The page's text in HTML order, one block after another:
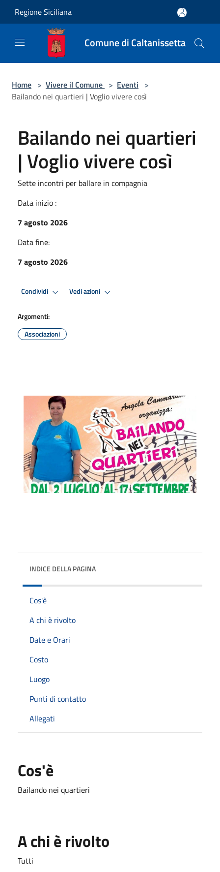
Regione Siciliana
Comune di Caltanissetta
Home > Vivere il Comune > Eventi >
Bailando nei quartieri | Voglio vivere così
Bailando nei quartieri
| Voglio vivere così
Sette incontri per ballare in compagnia
Data inizio :
7 agosto 2026
Data fine:
7 agosto 2026
Condividi Vedi azioni
Argomenti:
Associazioni
INDICE DELLA PAGINA
Cos'è
A chi è rivolto
Date e Orari
Costo
Luogo
Punti di contatto
Allegati
Cos'è
Bailando nei quartieri
A chi è rivolto
Tutti